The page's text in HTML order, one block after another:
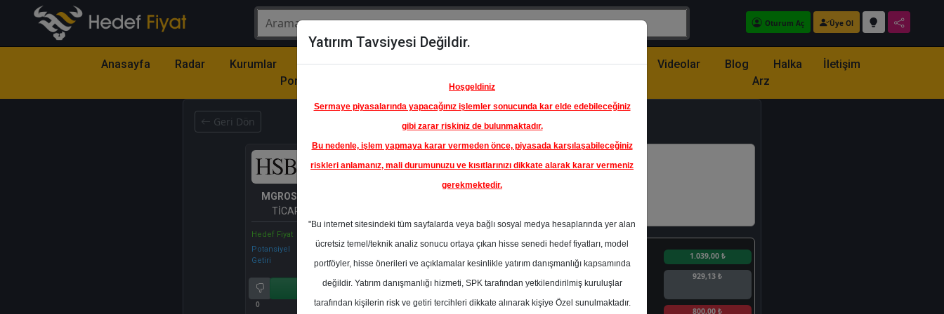
Oturum Aç Üye Ol
Anasayfa Radar Kurumlar
Model
Portföy
Hisse
Öne
Çıkanlar
Raporlar Partnerlerimiz Videolar Blog
Halka
Arz
İletişim
Geri Dön
MGROS
TİCARET A.Ş.
Hedef Fiyat
Potansiyel
Getiri
%22.23
0 0
En Yüksek Tahmin 1.039,00 ₺
Ortalama Fiyat
Tahmini
929,13 ₺
800,00 ₺
Yatırım Tavsiyesi Değildir.
Hoşgeldiniz
Sermaye piyasalarında yapacağınız işlemler sonucunda kar elde edebileceğiniz
gibi zarar riskiniz de bulunmaktadır.
Bu nedenle, işlem yapmaya karar vermeden önce, piyasada karşılaşabileceğiniz
riskleri anlamanız, mali durumunuzu ve kısıtlarınızı dikkate alarak karar vermeniz
gerekmektedir.
"Bu internet sitesindeki tüm sayfalarda veya bağlı sosyal medya hesaplarında yer alan
ücretsiz temel/teknik analiz sonucu ortaya çıkan hisse senedi hedef fiyatları, model
portföyler, hisse önerileri ve açıklamalar kesinlikle yatırım danışmanlığı kapsamında
değildir. Yatırım danışmanlığı hizmeti, SPK tarafından yetkilendirilmiş kuruluşlar
tarafından kişilerin risk ve getiri tercihleri dikkate alınarak kişiye Özel sunulmaktadır.